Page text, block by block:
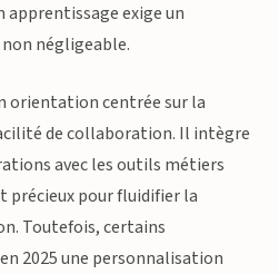
apprentissage exige un
négligeable.
orientation centrée sur la
de collaboration. Il intègre
avec les outils métiers
précieux pour fluidifier la
Toutefois, certains
2025 une personnalisation